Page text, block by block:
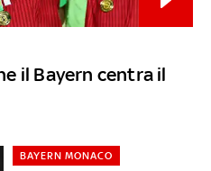
il Bayern centra il
BAYERN MONACO